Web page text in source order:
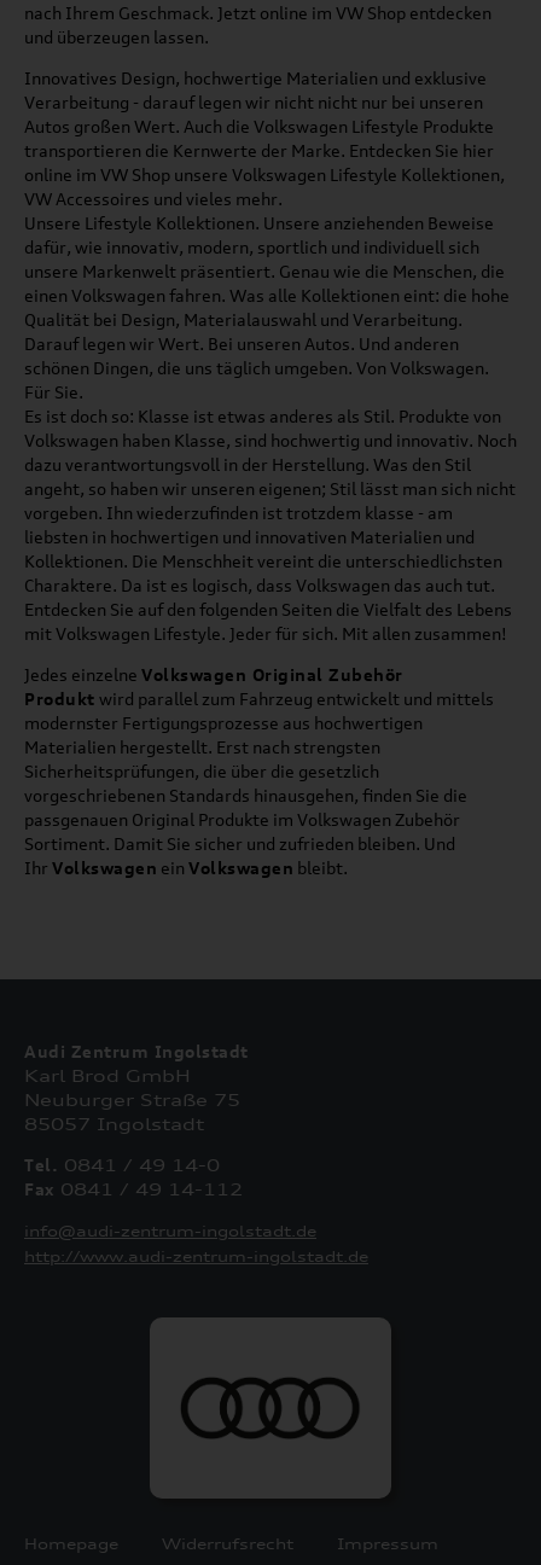
nach Ihrem Geschmack. Jetzt online im VW Shop entdecken
und überzeugen lassen.
Innovatives Design, hochwertige Materialien und exklusive
Verarbeitung - darauf legen wir nicht nicht nur bei unseren
Autos großen Wert. Auch die Volkswagen Lifestyle Produkte
transportieren die Kernwerte der Marke. Entdecken Sie hier
online im VW Shop unsere Volkswagen Lifestyle Kollektionen,
VW Accessoires und vieles mehr.
Unsere Lifestyle Kollektionen. Unsere anziehenden Beweise
dafür, wie innovativ, modern, sportlich und individuell sich
unsere Markenwelt präsentiert. Genau wie die Menschen, die
einen Volkswagen fahren. Was alle Kollektionen eint: die hohe
Qualität bei Design, Materialauswahl und Verarbeitung.
Darauf legen wir Wert. Bei unseren Autos. Und anderen
schönen Dingen, die uns täglich umgeben. Von Volkswagen.
Für Sie.
Es ist doch so: Klasse ist etwas anderes als Stil. Produkte von
Volkswagen haben Klasse, sind hochwertig und innovativ. Noch
dazu verantwortungsvoll in der Herstellung. Was den Stil
angeht, so haben wir unseren eigenen; Stil lässt man sich nicht
vorgeben. Ihn wiederzufinden ist trotzdem klasse - am
liebsten in hochwertigen und innovativen Materialien und
Kollektionen. Die Menschheit vereint die unterschiedlichsten
Charaktere. Da ist es logisch, dass Volkswagen das auch tut.
Entdecken Sie auf den folgenden Seiten die Vielfalt des Lebens
mit Volkswagen Lifestyle. Jeder für sich. Mit allen zusammen!
Jedes einzelne Volkswagen Original Zubehör
Produkt wird parallel zum Fahrzeug entwickelt und mittels
modernster Fertigungsprozesse aus hochwertigen
Materialien hergestellt. Erst nach strengsten
Sicherheitsprüfungen, die über die gesetzlich
vorgeschriebenen Standards hinausgehen, finden Sie die
passgenauen Original Produkte im Volkswagen Zubehör
Sortiment. Damit Sie sicher und zufrieden bleiben. Und
Ihr Volkswagen ein Volkswagen bleibt.
Audi Zentrum Ingolstadt
Karl Brod GmbH
Neuburger Straße 75
85057 Ingolstadt
Tel. 0841 / 49 14-0
Fax 0841 / 49 14-112
info@audi-zentrum-ingolstadt.de
http://www.audi-zentrum-ingolstadt.de
Homepage Widerrufsrecht
Impressum